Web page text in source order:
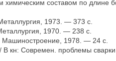
химическим составом по
1973. — 373 с.
1970. — 238 с.
1978. — 24 с.
кн: Современ. проблемы